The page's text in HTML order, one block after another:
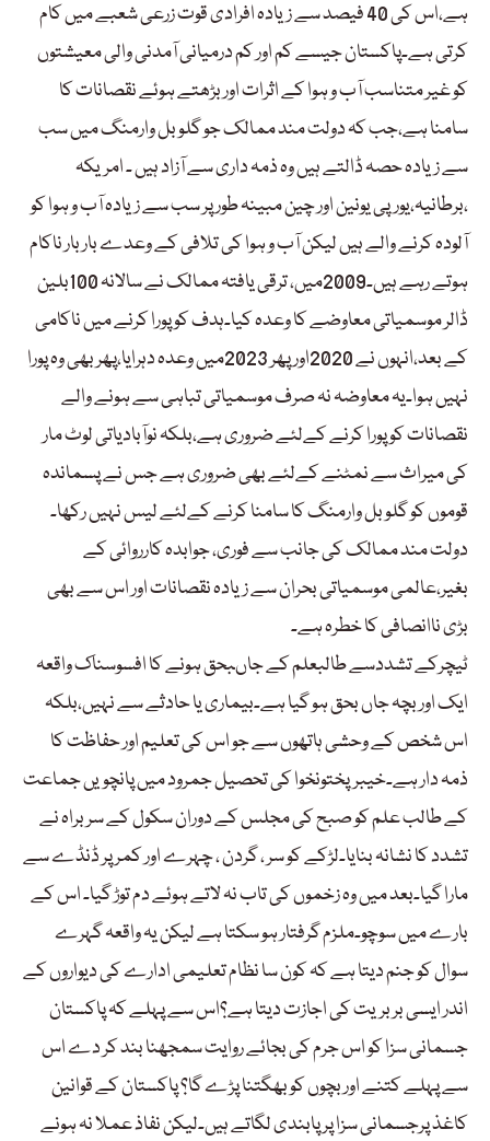
ہے،اس کی 40 فیصد سے زیادہ افرادی قوت زرعی شعبے میں کام
کرتی ہے۔پاکستان جیسے کم اور کم درمیانی آمدنی والی معیشتوں
کو غیر متناسب آب و ہوا کے اثرات اور بڑھتے ہوئے نقصانات کا
سامنا ہے،جب کہ دولت مند ممالک جو گلوبل وارمنگ میں سب
سے زیادہ حصہ ڈالتے ہیں وہ ذمہ داری سے آزاد ہیں ۔ امریکہ
،برطانیہ،یورپی یونین اور چین مبینہ طور پر سب سے زیادہ آب و ہوا کو
آلودہ کرنے والے ہیں لیکن آب و ہوا کی تلافی کے وعدے بار بار ناکام
ہوتے رہے ہیں۔2009میں، ترقی یافتہ ممالک نے سالانہ 100بلین
ڈالر موسمیاتی معاوضے کا وعدہ کیا۔ہدف کو پورا کرنے میں ناکامی
کے بعد،انہوں نے 2020اور پھر 2023میں وعدہ دہرایا،پھر بھی وہ پورا
نہیں ہوا۔یہ معاوضہ نہ صرف موسمیاتی تباہی سے ہونے والے
نقصانات کو پورا کرنے کےلئے ضروری ہے،بلکہ نوآبادیاتی لوٹ مار
کی میراث سے نمٹنے کےلئے بھی ضروری ہے جس نے پسماندہ
قوموں کو گلوبل وارمنگ کا سامنا کرنے کےلئے لیس نہیں رکھا۔
دولت مند ممالک کی جانب سے فوری، جوابدہ کارروائی کے
بغیر،عالمی موسمیاتی بحران سے زیادہ نقصانات اور اس سے بھی
بڑی ناانصافی کا خطرہ ہے۔
ٹیچرکے تشددسے طالبعلم کے جاںبحق ہونے کا افسوسناک واقعہ
ایک اور بچہ جاں بحق ہو گیا ہے۔بیماری یا حادثے سے نہیں،بلکہ
اس شخص کے وحشی ہاتھوں سے جو اس کی تعلیم اور حفاظت کا
ذمہ دار ہے۔خیبرپختونخوا کی تحصیل جمرود میں پانچویں جماعت
کے طالب علم کو صبح کی مجلس کے دوران سکول کے سربراہ نے
تشدد کا نشانہ بنایا۔لڑکے کو سر ، گردن ، چہرے اور کمر پر ڈنڈے سے
مارا گیا۔بعد میں وہ زخموں کی تاب نہ لاتے ہوئے دم توڑ گیا۔ اس کے
بارے میں سوچو۔ملزم گرفتار ہو سکتا ہے لیکن یہ واقعہ گہرے
سوال کو جنم دیتا ہے کہ کون سا نظام تعلیمی ادارے کی دیواروں کے
اندر ایسی بربریت کی اجازت دیتا ہے؟اس سے پہلے کہ پاکستان
جسمانی سزا کو اس جرم کی بجائے روایت سمجھنا بند کر دے اس
سے پہلے کتنے اور بچوں کو بھگتنا پڑے گا؟ پاکستان کے قوانین
کاغذ پرجسمانی سزا پر پابندی لگاتے ہیں۔لیکن نفاذ عملا نہ ہونے